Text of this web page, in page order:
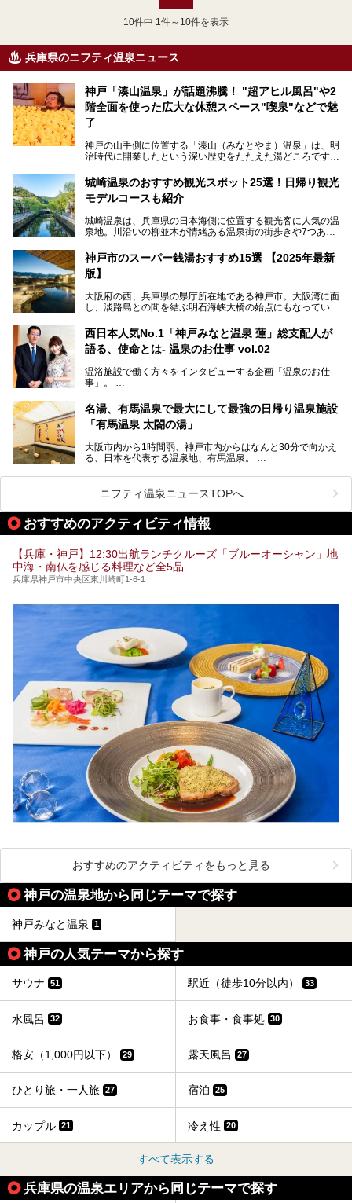
10件中 1件～10件を表示
兵庫県のニフティ温泉ニュース
神戸「湊山温泉」が話題沸騰！ "超アヒル風呂"や2
階全面を使った広大な休憩スペース"喫泉"などで魅
了
神戸の山手側に位置する「湊山（みなとやま）温泉」は、明
治時代に開業したという深い歴史をたたえた湯どころです。
っぱいに浮かぶアヒルちゃん。さらに、ゆったりくつろげて
コワーキングも可能な休憩スペースも人気に。斬新な企画や
設備で人々をアッと驚かせる湊山温泉の魅力をリポートしま
城崎温泉のおすすめ観光スポット25選！日帰り観光
モデルコースも紹介
城崎温泉は、兵庫県の日本海側に位置する観光客に人気の温
泉地。川沿いの柳並木が情緒ある温泉街の街歩きや7つある
られています。鉄道の駅から温泉街が近く、歩いて回るのに
ちょうどよい規模で、日帰りでの訪問にもおすすめです。
の観光スポットをピックアップ。温泉やご当地グルメなどを
盛り込んだ日帰り観光モデルコースも紹介しているので、ぜ
神戸市のスーパー銭湯おすすめ15選 【2025年最新
版】
大阪府の西、兵庫県の県庁所在地である神戸市。大阪湾に面
し、淡路島との間を結ぶ明石海峡大橋の始点にもなっていま
華街をはじめ、きらびやかに発展したハーバーランドなど、
人気観光スポットもめじろ押しです。
そして、温泉好きの視点から見ると、神戸市といえば何とい
湯です。そのお湯をリーズナブルに体験できる健康ランドや
スーパー銭湯があったら……。今回はそんな希望に沿う施設
きます！
西日本人気No.1「神戸みなと温泉 蓮」総支配人が
語る、使命とは- 温泉のお仕事 vol.02
温浴施設で働く方々をインタビューする企画「温泉のお仕
事」。
ング西日本1位、2年連続「ベストオブ宿泊賞」に輝いた
「神戸みなと温泉 蓮」の魅力に迫りました！
名湯、有馬温泉で最大にして最強の日帰り温泉施設
「有馬温泉 太閤の湯」
大阪市内から1時間弱、神戸市内からはなんと30分で向かえ
る、日本を代表する温泉地、有馬温泉。
有名な「金泉」と「銀泉」に加え、人工のの炭酸泉まで楽し
める、ある意味「最強」ともいえる施設です。
今回は自慢のお湯をメインにその魅力の数々を紹介します！
ニフティ温泉ニュースTOPへ
おすすめのアクティビティ情報
【兵庫・神戸】12:30出航ランチクルーズ「ブルーオーシャン」地
中海・南仏を感じる料理など全5品
兵庫県神戸市中央区東川崎町1-6-1
おすすめのアクティビティをもっと見る
神戸の温泉地から同じテーマで探す
神戸みなと温泉 1
神戸の人気テーマから探す
サウナ 51 駅近（徒歩10分以内） 33
水風呂 32 お食事・食事処 30
格安（1,000円以下） 29 露天風呂 27
ひとり旅・一人旅 27 宿泊 25
カップル 21 冷え性 20
すべて表示する
兵庫県の温泉エリアから同じテーマで探す